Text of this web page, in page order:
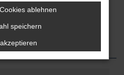
ablehnen
speichern